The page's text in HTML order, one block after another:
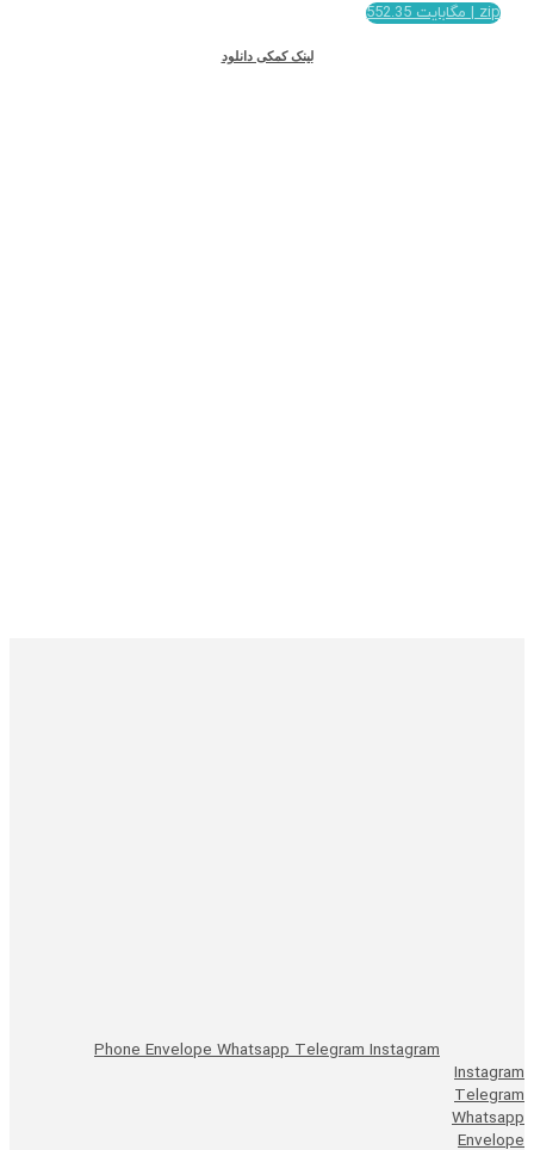
zip | مگابایت 552.35
لینک کمکی دانلود
Phone Envelope Whatsapp Telegram Instagram
Instagram
Telegram
Whatsapp
Envelope